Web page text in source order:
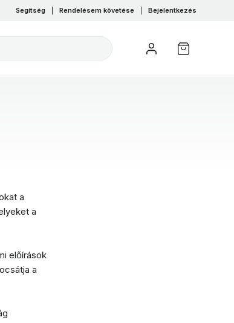
Segítség Rendelésem követése Bejelentkezés
a
a
előírások
a